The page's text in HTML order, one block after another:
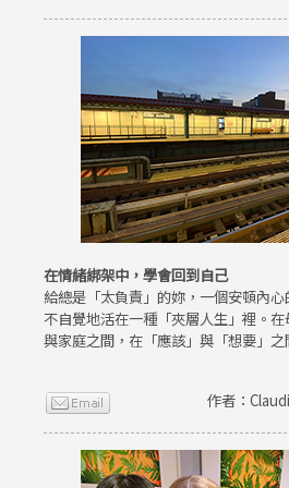
在情緒綁架中，學會回到自己
給總是「太負責」的妳，一個安頓內
不自覺地活在一種「夾層人生」裡。
與家庭之間，在「應該」與「想要」之
作者：